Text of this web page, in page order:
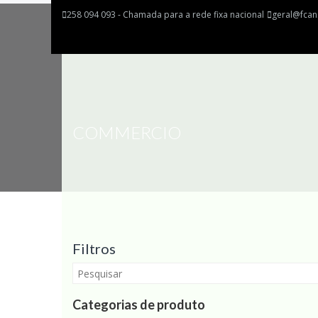
258 094 093 - Chamada para a rede fixa nacional
Filtros
Categorias de produto